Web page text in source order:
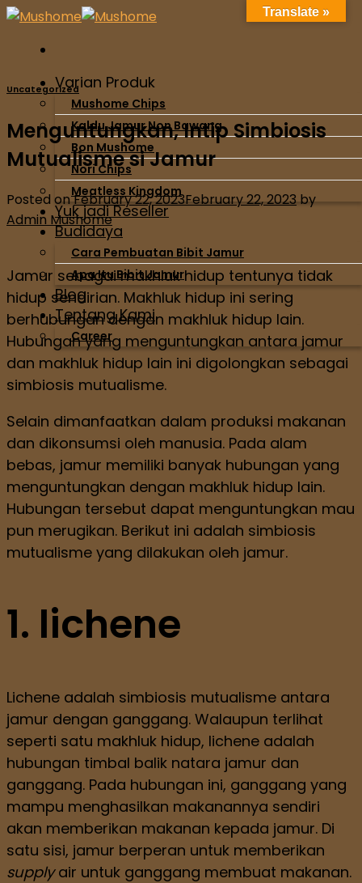
Varian Produk
Mushome Chips
Kaldu Jamur Non Bawang
Bon Mushome
Nori Chips
Meatless Kingdom
Yuk jadi Reseller
Budidaya
Cara Pembuatan Bibit Jamur
Apa Itu Bibit Jamur
Blog
Tentang Kami
Career
Uncategorized
Menguntungkan, Intip Simbiosis
Mutualisme si Jamur
Posted onFebruary 22, 2023February 22, 2023by
Admin Mushome
Jamur sebagai makhluk hidup tentunya tidak
hidup sendirian. Makhluk hidup ini sering
berhubungan dengan makhluk hidup lain.
Hubungan yang menguntungkan antara jamur
dan makhluk hidup lain ini digolongkan sebagai
simbiosis mutualisme.
Selain dimanfaatkan dalam produksi makanan
dan dikonsumsi oleh manusia. Pada alam
bebas, jamur memiliki banyak hubungan yang
menguntungkan dengan makhluk hidup lain.
Hubungan tersebut dapat menguntungkan mau
pun merugikan. Berikut ini adalah simbiosis
mutualisme yang dilakukan oleh jamur.
1. lichene
Lichene adalah simbiosis mutualisme antara
jamur dengan ganggang. Walaupun terlihat
seperti satu makhluk hidup, lichene adalah
hubungan timbal balik natara jamur dan
ganggang. Pada hubungan ini, ganggang yang
mampu menghasilkan makanannya sendiri
akan memberikan makanan kepada jamur. Di
satu sisi, jamur berperan untuk memberikan
supplyair untuk ganggang membuat makanan.
Translate »